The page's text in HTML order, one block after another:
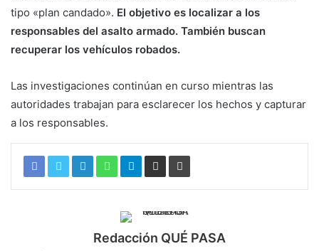
tipo «plan candado». El objetivo es localizar a los
responsables del asalto armado. También buscan
recuperar los vehículos robados.
Las investigaciones continúan en curso mientras las
autoridades trabajan para esclarecer los hechos y capturar
a los responsables.
Redacción QUÉ PASA